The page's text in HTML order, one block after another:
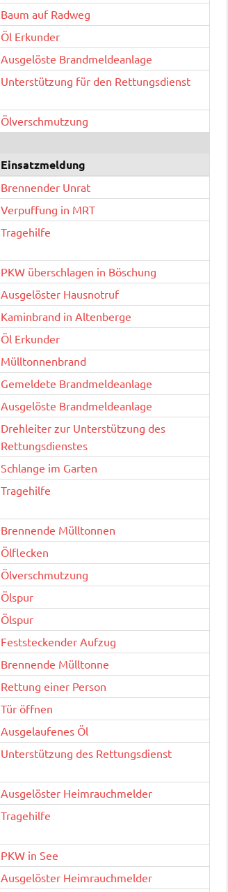
Baum auf Radweg
Öl Erkunder
Ausgelöste Brandmeldeanlage
Unterstützung für den Rettungsdienst
Ölverschmutzung
Einsatzmeldung
Brennender Unrat
Verpuffung in MRT
Tragehilfe
PKW überschlagen in Böschung
Ausgelöster Hausnotruf
Kaminbrand in Altenberge
Öl Erkunder
Mülltonnenbrand
Gemeldete Brandmeldeanlage
Ausgelöste Brandmeldeanlage
Drehleiter zur Unterstützung des
Rettungsdienstes
Schlange im Garten
Tragehilfe
Brennende Mülltonnen
Ölflecken
Ölverschmutzung
Ölspur
Ölspur
Feststeckender Aufzug
Brennende Mülltonne
Rettung einer Person
Tür öffnen
Ausgelaufenes Öl
Unterstützung des Rettungsdienst
Ausgelöster Heimrauchmelder
Tragehilfe
PKW in See
Ausgelöster Heimrauchmelder